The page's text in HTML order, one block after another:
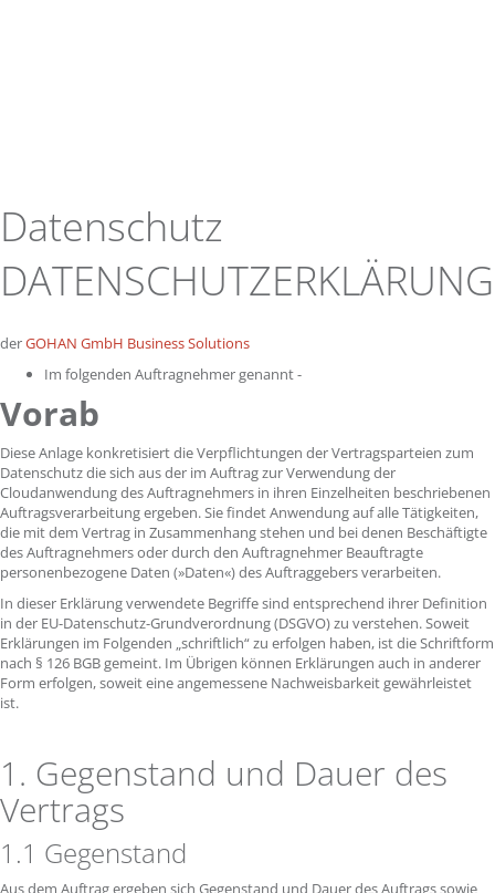
Datenschutz
derGOHAN GmbH Business Solutions
Im folgenden Auftragnehmer genannt -
Vorab
Diese Anlage konkretisiert die Verpflichtungen der Vertragsparteien zum
Datenschutz die sich aus der im Auftrag zur Verwendung der
Cloudanwendung des Auftragnehmers in ihren Einzelheiten beschriebenen
Auftragsverarbeitung ergeben. Sie findet Anwendung auf alle Tätigkeiten,
die mit dem Vertrag in Zusammenhang stehen und bei denen Beschäftigte
des Auftragnehmers oder durch den Auftragnehmer Beauftragte
personenbezogene Daten (»Daten«) des Auftraggebers verarbeiten.
In dieser Erklärung verwendete Begriffe sind entsprechend ihrer Definition
in der EU-Datenschutz-Grundverordnung (DSGVO) zu verstehen. Soweit
Erklärungen im Folgenden „schriftlich“ zu erfolgen haben, ist die Schriftform
nach § 126 BGB gemeint. Im Übrigen können Erklärungen auch in anderer
Form erfolgen, soweit eine angemessene Nachweisbarkeit gewährleistet
ist.
1. Gegenstand und Dauer des
Vertrags
1.1 Gegenstand
Aus dem Auftrag ergeben sich Gegenstand und Dauer des Auftrags sowie